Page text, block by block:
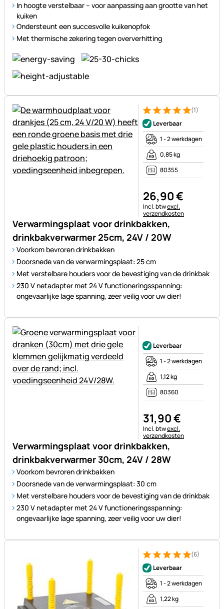
In hoogte verstelbaar – voor aanpassing aan grootte van het
kuiken
Ondersteunt een succesvolle kuikenopfok
Met thermische zekering tegen oververhitting
Verwarmingsplaat voor drinkbakken,
drinkbakverwarmer 25cm, 24V / 20W
Voorkom bevroren drinkbakken
Doorsnede van de verwarmingsplaat: 25 cm
Met verstelbare houders voor de bevestiging van de drinkbak
230 V netadapter met 24 V functioneringsspanning:
ongevaarlijke lage spanning, zeer veilig voor uw dier!
Beoordeling: 5 van 5 (1
1 Bewertung
(1)
Leverbaar
1 - 2 werkdagen
0,85 kg
80355
26,90€
Belastinginformatie:
Incl. btwexcl.
verzendkosten
Verwarmingsplaat voor drinkbakken,
drinkbakverwarmer 30cm, 24V / 28W
Voorkom bevroren drinkbakken
Doorsnede van de verwarmingsplaat: 30 cm
Met verstelbare houders voor de bevestiging van de drinkbak
230 V netadapter met 24 V functioneringsspanning:
ongevaarlijke lage spanning, zeer veilig voor uw dier!
Leverbaar
1 - 2 werkdagen
1,12 kg
80360
31,90€
Belastinginformatie:
Incl. btwexcl.
verzendkosten
Beoordeling: 5 van 5 (6
6 Bewertungen
(6)
Leverbaar
1 - 2 werkdagen
1,22 kg